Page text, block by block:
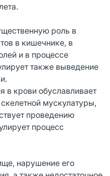
роль в
в кишечнике, в
и в процессе
также выведение
в крови обуславливает
мускулатуры,
проведению
процесс
нарушение его